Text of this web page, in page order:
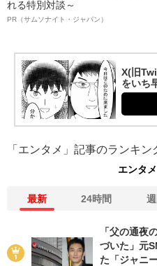
れる特別対談～
PR（サムソナイト・ジャパン）
X(旧
をいち
「エンタメ」記事のランキン
エンタメ
最新 24時間
「父の通夜
づいた」元
た「ジャニ